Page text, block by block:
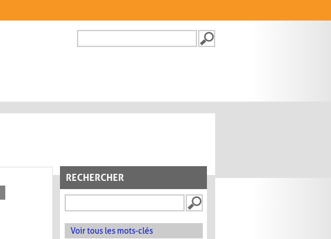
FORMULAIRE DE
RECHERCHER
Voir tous les mots-clés